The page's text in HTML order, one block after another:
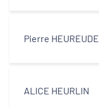
Pierre HEUREUDE
ALICE HEURLIN